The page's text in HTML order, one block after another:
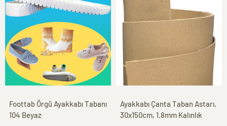
Foottab Örgü Ayakkabı Tabanı
104 Beyaz
Ayakkabı Çanta Taban Astarı,
30x150cm, 1.8mm Kalınlık